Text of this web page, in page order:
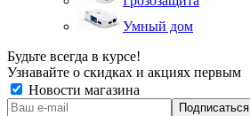
Умный дом
Будьте всегда в курсе!
Узнавайте о скидках и акциях первым
Новости магазина